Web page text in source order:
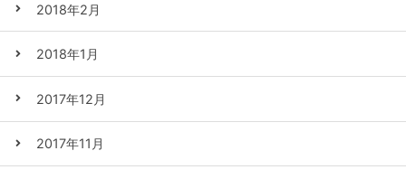
2018年2月
2018年1月
2017年12月
2017年11月